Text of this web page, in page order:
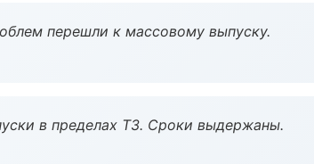
перешли к массовому выпуску.
в пределах ТЗ. Сроки выдержаны.